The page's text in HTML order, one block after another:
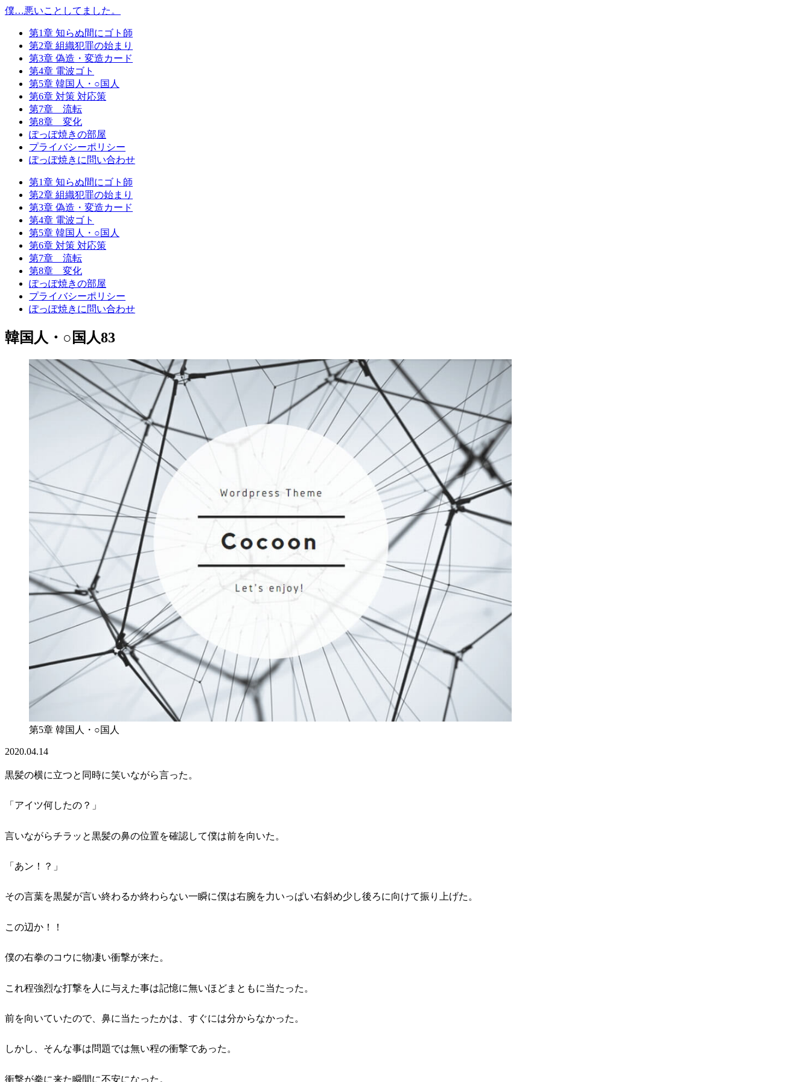
僕…悪いことしてました。
第1章 知らぬ間にゴト師
第2章 組織犯罪の始まり
第3章 偽造・変造カード
第4章 電波ゴト
第5章 韓国人・○国人
第6章 対策 対応策
第7章 流転
第8章 変化
ぽっぽ焼きの部屋
プライバシーポリシー
ぽっぽ焼きに問い合わせ
第1章 知らぬ間にゴト師
第2章 組織犯罪の始まり
第3章 偽造・変造カード
第4章 電波ゴト
第5章 韓国人・○国人
第6章 対策 対応策
第7章 流転
第8章 変化
ぽっぽ焼きの部屋
プライバシーポリシー
ぽっぽ焼きに問い合わせ
韓国人・○国人83
第5章 韓国人・○国人
2020.04.14
黒髪の横に立つと同時に笑いながら言った。
「アイツ何したの？」
言いながらチラッと黒髪の鼻の位置を確認して僕は前を向いた。
「あン！？」
その言葉を黒髪が言い終わるか終わらない一瞬に僕は右腕を力いっぱい右斜め少し後ろに向けて振り上げた。
この辺か！！
僕の右拳のコウに物凄い衝撃が来た。
これ程強烈な打撃を人に与えた事は記憶に無いほどまともに当たった。
前を向いていたので、鼻に当たったかは、すぐには分からなかった。
しかし、そんな事は問題では無い程の衝撃であった。
衝撃が拳に来た瞬間に不安になった。